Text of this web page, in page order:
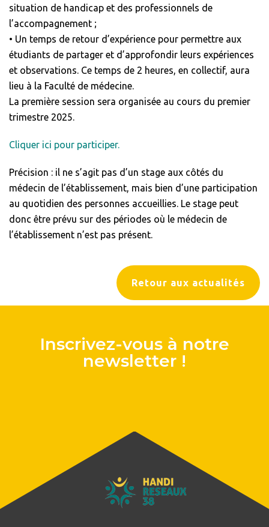
Retour aux actualités
situation de handicap et des professionnels de
l’accompagnement ;
• Un temps de retour d’expérience pour permettre aux
étudiants de partager et d’approfondir leurs expériences
et observations. Ce temps de 2 heures, en collectif, aura
lieu à la Faculté de médecine.
La première session sera organisée au cours du premier
trimestre 2025.
Cliquer ici pour participer.
Précision : il ne s’agit pas d’un stage aux côtés du
médecin de l’établissement, mais bien d’une participation
au quotidien des personnes accueillies. Le stage peut
donc être prévu sur des périodes où le médecin de
l’établissement n’est pas présent.
Inscrivez-vous à notre
newsletter !